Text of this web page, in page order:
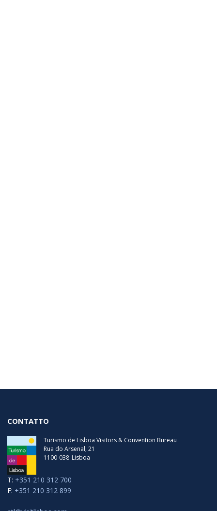
CONTATTO
Turismo de Lisboa Visitors & Convention Bureau
Rua do Arsenal, 21
1100-038 Lisboa
T: +351 210 312 700
F: +351 210 312 899